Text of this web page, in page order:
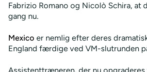
Fabrizio Romano og Nicolò Schira, at
gang nu.
Mexico er nemlig efter deres
England færdige ved VM-slutrunden
Assistenttræneren, der nu